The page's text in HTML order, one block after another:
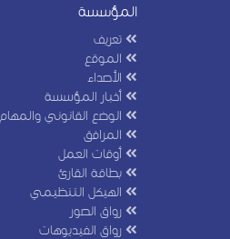
المؤسسة
تعريف
الموقع
الأصداء
أخبار المؤسسة
الوضع القانوني والمهام
المرافق
أوقات العمل
بطاقة القارئ
الهيكل التنظيمي
رواق الصور
رواق الفيديوهات